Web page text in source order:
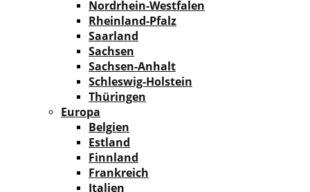
Nordrhein-Westfalen
Rheinland-Pfalz
Saarland
Sachsen
Sachsen-Anhalt
Schleswig-Holstein
Thüringen
Europa
Belgien
Estland
Finnland
Frankreich
Italien